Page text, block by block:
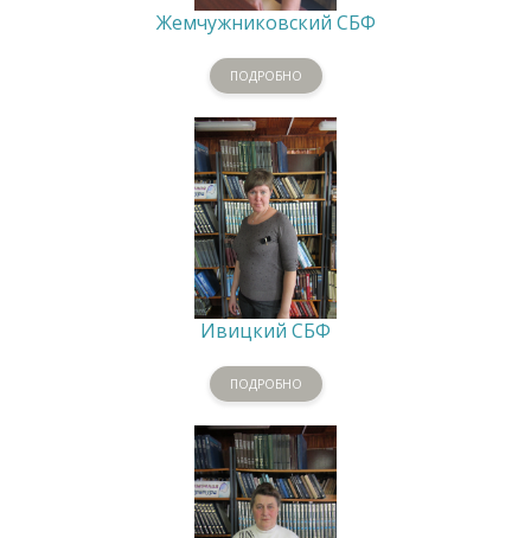
Жемчужниковский СБФ
ПОДРОБНО
Ивицкий СБФ
ПОДРОБНО